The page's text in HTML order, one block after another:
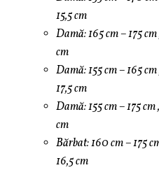
15,5 cm
Damă: 165 cm – 175
cm
Damă: 155 cm – 165
17,5 cm
Damă: 155 cm – 175
cm
Bărbat: 160 cm – 175
16,5 cm